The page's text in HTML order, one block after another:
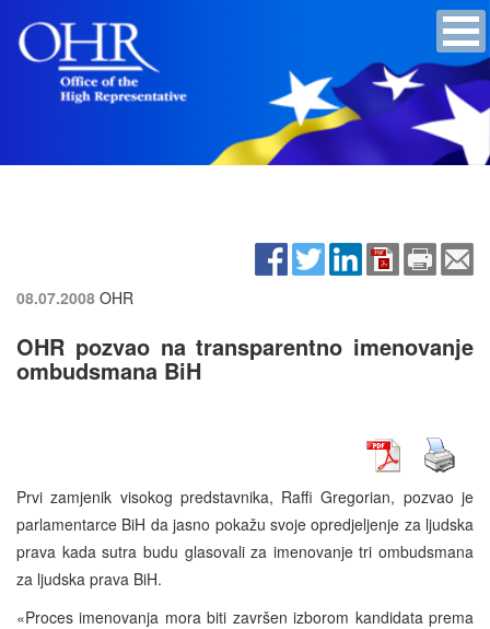
08.07.2008 OHR
OHR pozvao na transparentno imenovanje
ombudsmana BiH
Prvi zamjenik visokog predstavnika, Raffi Gregorian, pozvao je
parlamentarce BiH da jasno pokažu svoje opredjeljenje za ljudska
prava kada sutra budu glasovali za imenovanje tri ombudsmana
za ljudska prava BiH.
«Proces imenovanja mora biti završen izborom kandidata prema